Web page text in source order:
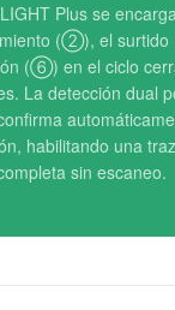
Plus se
(②), el
(⑥) en el ciclo
La detección dual
habilitando una
sin escaneo.